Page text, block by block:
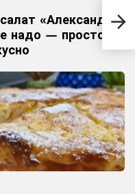
«Александр».
надо — просто и